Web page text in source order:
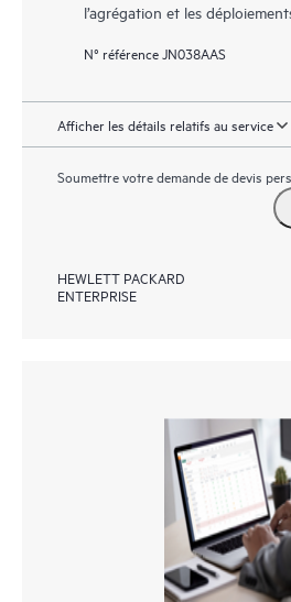
l’agrégation et les
N° référence JN038AAS
Afficher les détails relatifs au service
Soumettre votre demande de devis
HEWLETT PACKARD
ENTERPRISE